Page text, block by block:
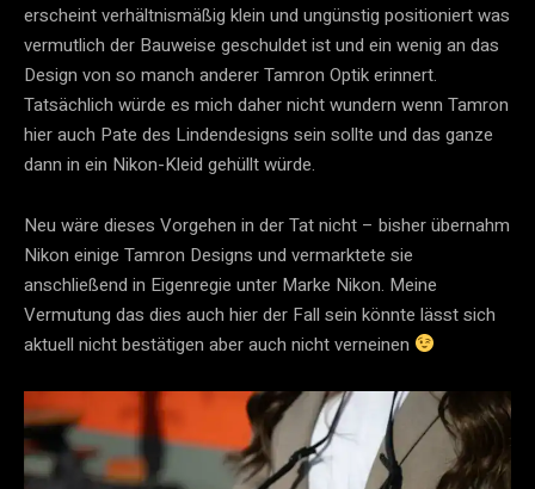
erscheint verhältnismäßig klein und ungünstig positioniert was
vermutlich der Bauweise geschuldet ist und ein wenig an das
Design von so manch anderer Tamron Optik erinnert.
Tatsächlich würde es mich daher nicht wundern wenn Tamron
hier auch Pate des Lindendesigns sein sollte und das ganze
dann in ein Nikon-Kleid gehüllt würde.
Neu wäre dieses Vorgehen in der Tat nicht – bisher übernahm
Nikon einige Tamron Designs und vermarktete sie
anschließend in Eigenregie unter Marke Nikon. Meine
Vermutung das dies auch hier der Fall sein könnte lässt sich
aktuell nicht bestätigen aber auch nicht verneinen